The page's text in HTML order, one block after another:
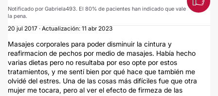
Notificado por Gabriela493. El 80% de pacientes han indicado que vale
la pena.
20 jul 2017 · Actualización: 11 abr 2023
Masajes corporales para poder disminuir la cintura y
reafirmacion de pechos por medio de masajes. Había hecho
varias dietas pero no resultaba por eso opte por estos
tratamientos, y me sentí bien por qué hace que también me
olvidé del estres. Una de las cosas más difíciles fue que otra
mujer me tocara, pero al ver el efecto de firmeza de las